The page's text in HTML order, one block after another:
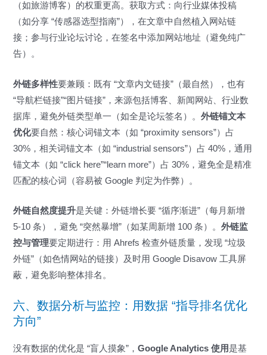
（如旅游博客）的权重更高。获取方式：向行业媒体投稿
（如分享 “传感器选型指南”），在文章中自然植入网站链
接；参与行业论坛讨论，在签名中添加网站地址（避免纯广
告）。
外链多样性要兼顾：既有 “文章内文链接”（最自然），也有
“导航栏链接”“图片链接”，来源包括博客、新闻网站、行业数
据库，避免外链类型单一（如全是论坛签名）。外链锚文本
优化要自然：核心词锚文本（如 “proximity sensors”）占
30%，相关词锚文本（如 “industrial sensors”）占 40%，通用
锚文本（如 “click here”“learn more”）占 30%，避免全是精准
匹配的核心词（容易被 Google 判定为作弊）。
外链自然度提升是关键：外链增长要 “循序渐进”（每月新增
5-10 条），避免 “突然暴增”（如某周新增 100 条）。外链监
控与管理要定期进行：用 Ahrefs 检查外链质量，发现 “垃圾
外链”（如色情网站的链接）及时用 Google Disavow 工具屏
蔽，避免影响整体排名。
六、数据分析与监控：用数据 “指导排名优化
方向”
没有数据的优化是 “盲人摸象”，Google Analytics 使用是基